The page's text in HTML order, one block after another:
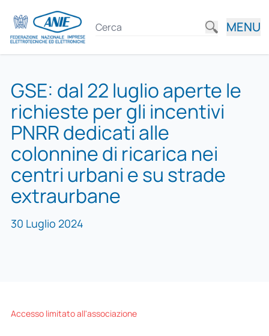
MENU
GSE: dal 22 luglio aperte le
richieste per gli incentivi
PNRR dedicati alle
colonnine di ricarica nei
centri urbani e su strade
extraurbane
30 Luglio 2024
Accesso limitato all'associazione